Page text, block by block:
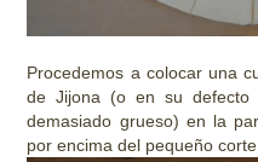
Procedemos a colocar una
de Jijona (o en su
demasiado grueso) en la
por encima del pequeño